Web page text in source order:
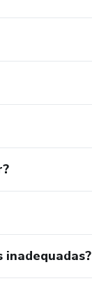
inadequadas?